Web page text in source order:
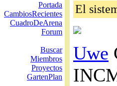
Portada
CambiosRecientes
CuadroDeArena
Forum
Buscar
Miembros
Proyectos
GartenPlan
El
Uwe